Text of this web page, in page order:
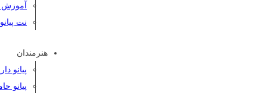
آموزش
نت پیانو
هنرمندان
پیانو
پیانو